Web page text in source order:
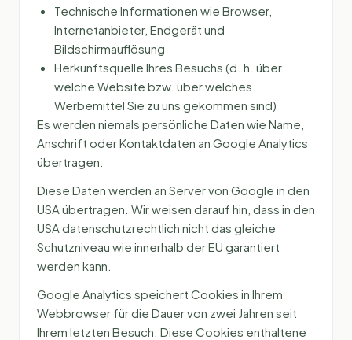
Technische Informationen wie Browser,
Internetanbieter, Endgerät und
Bildschirmauflösung
Herkunftsquelle Ihres Besuchs (d. h. über
welche Website bzw. über welches
Werbemittel Sie zu uns gekommen sind)
Es werden niemals persönliche Daten wie Name,
Anschrift oder Kontaktdaten an Google Analytics
übertragen.
Diese Daten werden an Server von Google in den
USA übertragen. Wir weisen darauf hin, dass in den
USA datenschutzrechtlich nicht das gleiche
Schutzniveau wie innerhalb der EU garantiert
werden kann.
Google Analytics speichert Cookies in Ihrem
Webbrowser für die Dauer von zwei Jahren seit
Ihrem letzten Besuch. Diese Cookies enthaltene